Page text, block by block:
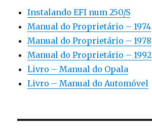
Instalando EFI num 250/S
Manual do Proprietário – 1974
Manual do Proprietário – 1978
Manual do Proprietário – 1992
Livro – Manual do Opala
Livro – Manual do Automóvel